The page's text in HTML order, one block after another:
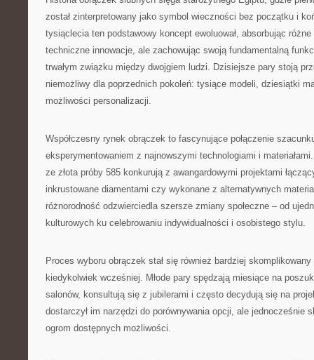
został zinterpretowany jako symbol wieczności bez początku i
tysiąclecia ten podstawowy koncept ewoluował, absorbując
techniczne innowacje, ale zachowując swoją fundamentalną
trwałym związku między dwojgiem ludzi. Dzisiejsze pary stoją
niemożliwy dla poprzednich pokoleń: tysiące modeli, dziesiątki
możliwości personalizacji.
Współczesny rynek obrączek to fascynujące połączenie
eksperymentowaniem z najnowszymi technologiami i
ze złota próby 585 konkurują z awangardowymi projektami
inkrustowane diamentami czy wykonane z alternatywnych
różnorodność odzwierciedla szersze zmiany społeczne – od
kulturowych ku celebrowaniu indywidualności i osobistego stylu.
Proces wyboru obrączek stał się również bardziej
kiedykolwiek wcześniej. Młode pary spędzają miesiące na
salonów, konsultują się z jubilerami i często decydują się na
dostarczył im narzędzi do porównywania opcji, ale jednocześnie
ogrom dostępnych możliwości.